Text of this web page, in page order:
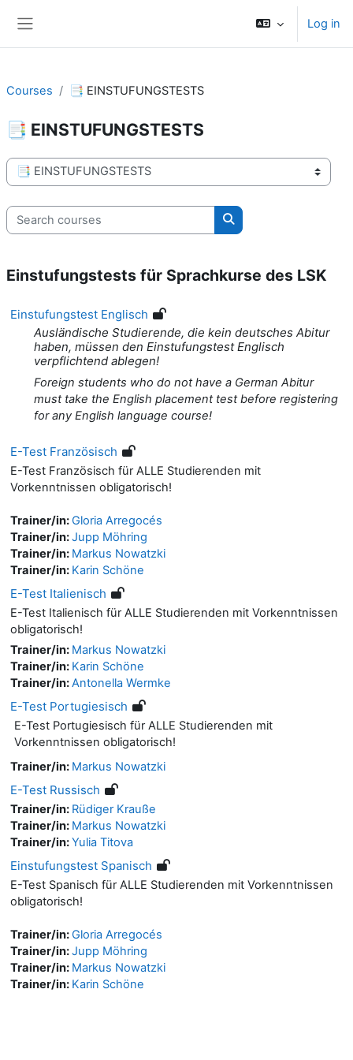
Log in
Courses 📑 EINSTUFUNGSTESTS
📑 EINSTUFUNGSTESTS
Course categories
Search courses
Search courses
Einstufungstests für Sprachkurse des LSK
Einstufungstest Englisch
Ausländische Studierende, die kein deutsches Abitur
haben, müssen den Einstufungstest Englisch
verpflichtend ablegen!
Foreign students who do not have a German Abitur
must take the English placement test before registering
for any English language course!
E-Test Französisch
E-Test Französisch für ALLE Studierenden mit
Vorkenntnissen obligatorisch!
Trainer/in:Gloria Arregocés
Trainer/in:Jupp Möhring
Trainer/in: Markus Nowatzki
Trainer/in: Karin Schöne
E-Test Italienisch
E-Test Italienisch für ALLE Studierenden mit Vorkenntnissen
obligatorisch!
Trainer/in: Markus Nowatzki
Trainer/in: Karin Schöne
Trainer/in:Antonella Wermke
E-Test Portugiesisch
E-Test Portugiesisch für ALLE Studierenden mit
Vorkenntnissen obligatorisch!
Trainer/in: Markus Nowatzki
E-Test Russisch
Trainer/in: Rüdiger Krauße
Trainer/in: Markus Nowatzki
Trainer/in:Yulia Titova
Einstufungstest Spanisch
E-Test Spanisch für ALLE Studierenden mit Vorkenntnissen
obligatorisch!
Trainer/in:Gloria Arregocés
Trainer/in:Jupp Möhring
Trainer/in: Markus Nowatzki
Trainer/in: Karin Schöne